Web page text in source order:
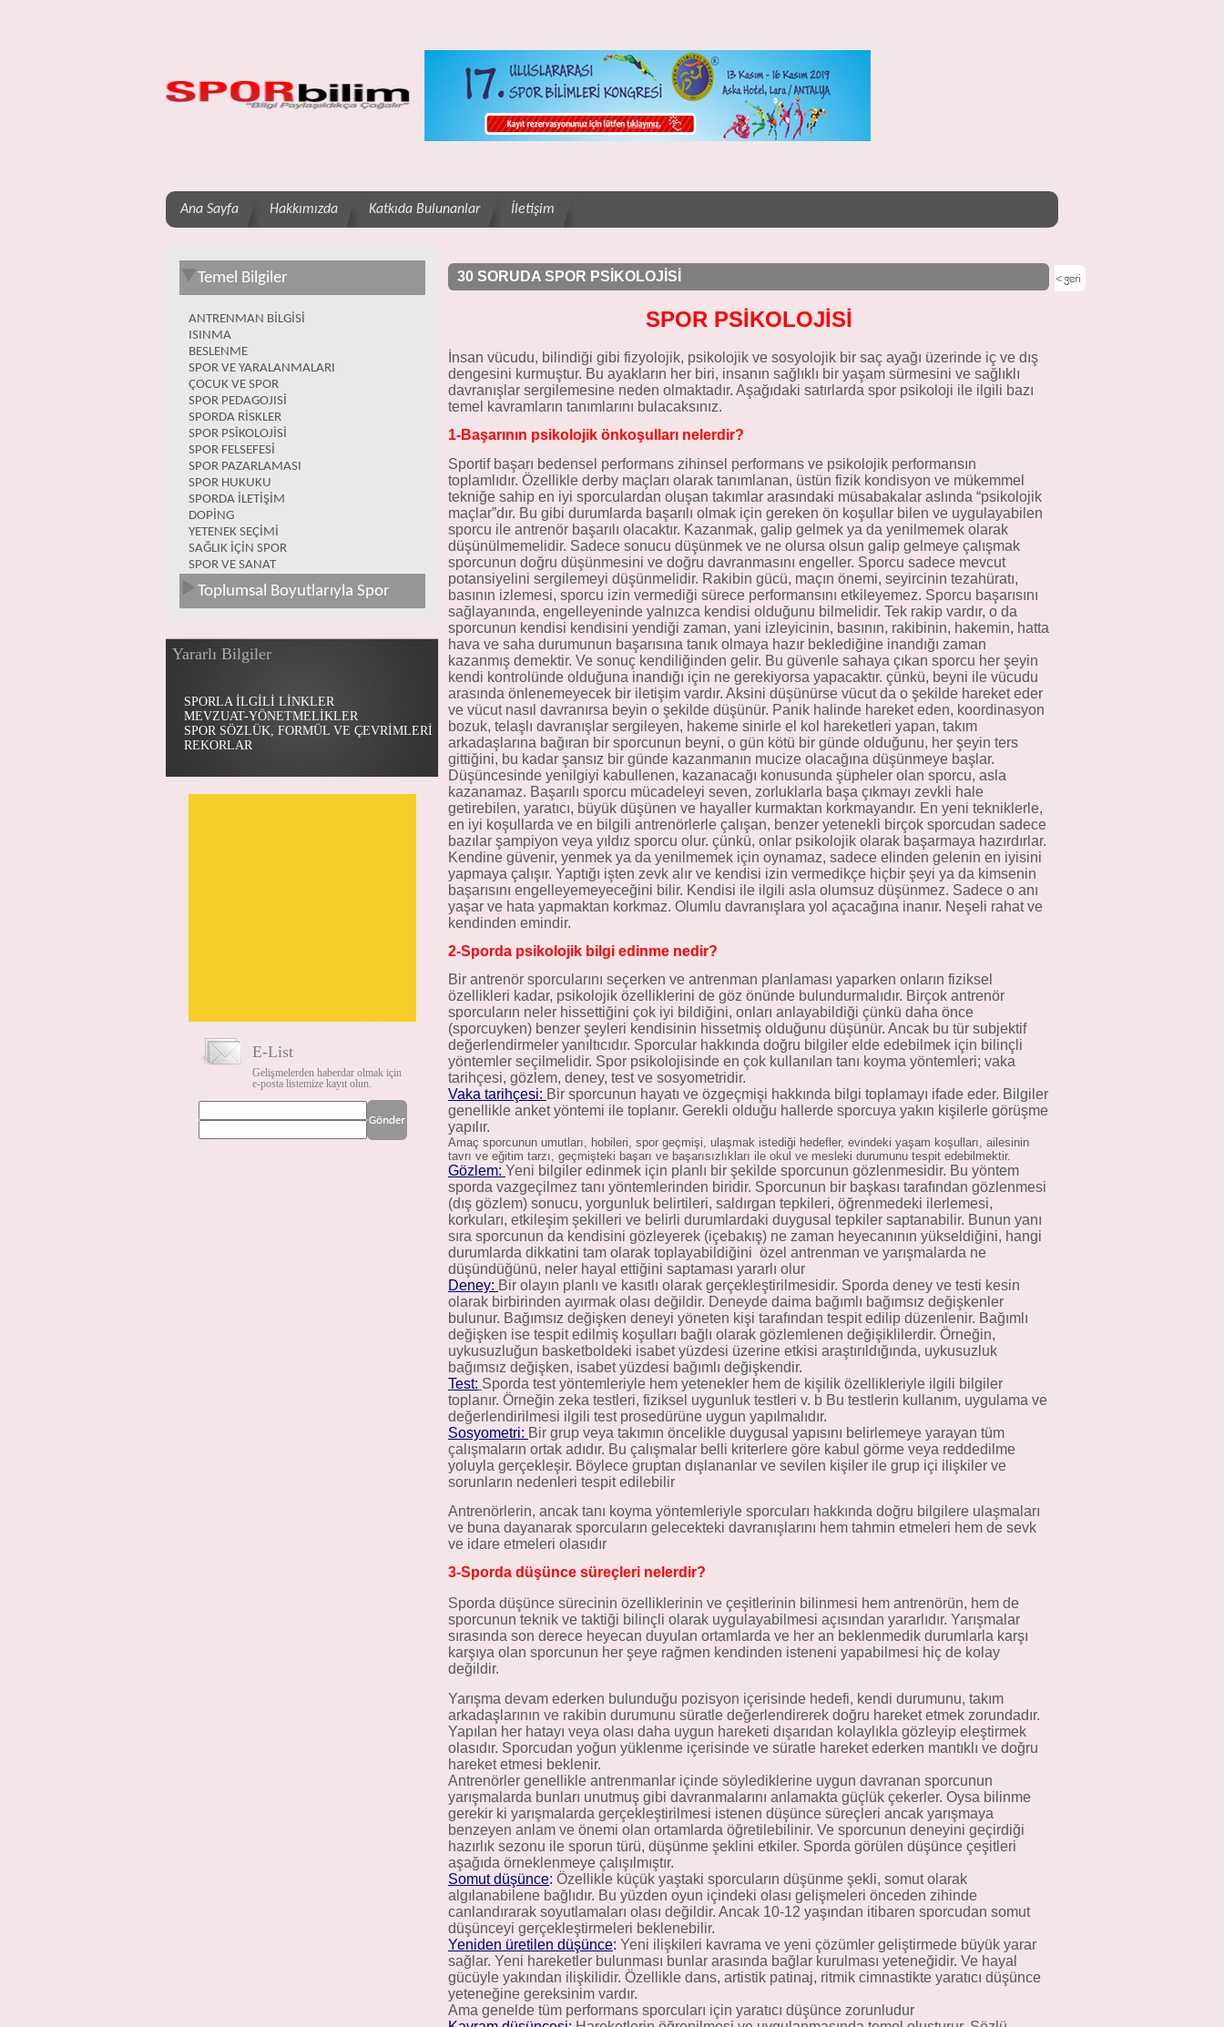
Ana Sayfa Hakkımızda Katkıda Bulunanlar İletişim
Temel Bilgiler
ANTRENMAN BİLGİSİ
ISINMA
BESLENME
SPOR VE YARALANMALARI
ÇOCUK VE SPOR
SPOR PEDAGOJISİ
SPORDA RİSKLER
SPOR PSİKOLOJİSİ
SPOR FELSEFESİ
SPOR PAZARLAMASI
SPOR HUKUKU
SPORDA İLETİŞİM
DOPİNG
YETENEK SEÇİMİ
SAĞLIK İÇİN SPOR
SPOR VE SANAT
Toplumsal Boyutlarıyla Spor
Yararlı Bilgiler
SPORLA İLGİLİ LİNKLER
MEVZUAT-YÖNETMELİKLER
SPOR SÖZLÜK, FORMÜL VE ÇEVRİMLERİ
REKORLAR
E-List
Gelişmelerden haberdar olmak için
e-posta listemize kayıt olun.
30 SORUDA SPOR PSİKOLOJİSİ
SPOR PSİKOLOJİSİ
İnsan vücudu, bilindiği gibi fizyolojik, psikolojik ve sosyolojik bir saç ayağı üzerinde iç ve dış
dengesini kurmuştur. Bu ayakların her biri, insanın sağlıklı bir yaşam sürmesini ve sağlıklı
davranışlar sergilemesine neden olmaktadır. Aşağıdaki satırlarda spor psikoloji ile ilgili bazı
temel kavramların tanımlarını bulacaksınız.
1-Başarının psikolojik önkoşulları nelerdir?
Sportif başarı bedensel performans zihinsel performans ve psikolojik performansın
toplamlıdır. Özellikle derby maçları olarak tanımlanan, üstün fizik kondisyon ve mükemmel
tekniğe sahip en iyi sporculardan oluşan takımlar arasındaki müsabakalar aslında “psikolojik
maçlar”dır. Bu gibi durumlarda başarılı olmak için gereken ön koşullar bilen ve uygulayabilen
sporcu ile antrenör başarılı olacaktır. Kazanmak, galip gelmek ya da yenilmemek olarak
düşünülmemelidir. Sadece sonucu düşünmek ve ne olursa olsun galip gelmeye çalışmak
sporcunun doğru düşünmesini ve doğru davranmasını engeller. Sporcu sadece mevcut
potansiyelini sergilemeyi düşünmelidir. Rakibin gücü, maçın önemi, seyircinin tezahüratı,
basının izlemesi, sporcu izin vermediği sürece performansını etkileyemez. Sporcu başarısını
sağlayanında, engelleyeninde yalnızca kendisi olduğunu bilmelidir. Tek rakip vardır, o da
sporcunun kendisi kendisini yendiği zaman, yani izleyicinin, basının, rakibinin, hakemin, hatta
hava ve saha durumunun başarısına tanık olmaya hazır beklediğine inandığı zaman
kazanmış demektir. Ve sonuç kendiliğinden gelir. Bu güvenle sahaya çıkan sporcu her şeyin
kendi kontrolünde olduğuna inandığı için ne gerekiyorsa yapacaktır. çünkü, beyni ile vücudu
arasında önlenemeyecek bir iletişim vardır. Aksini düşünürse vücut da o şekilde hareket eder
ve vücut nasıl davranırsa beyin o şekilde düşünür. Panik halinde hareket eden, koordinasyon
bozuk, telaşlı davranışlar sergileyen, hakeme sinirle el kol hareketleri yapan, takım
arkadaşlarına bağıran bir sporcunun beyni, o gün kötü bir günde olduğunu, her şeyin ters
gittiğini, bu kadar şansız bir günde kazanmanın mucize olacağına düşünmeye başlar.
Düşüncesinde yenilgiyi kabullenen, kazanacağı konusunda şüpheler olan sporcu, asla
kazanamaz. Başarılı sporcu mücadeleyi seven, zorluklarla başa çıkmayı zevkli hale
getirebilen, yaratıcı, büyük düşünen ve hayaller kurmaktan korkmayandır. En yeni tekniklerle,
en iyi koşullarda ve en bilgili antrenörlerle çalışan, benzer yetenekli birçok sporcudan sadece
bazılar şampiyon veya yıldız sporcu olur. çünkü, onlar psikolojik olarak başarmaya hazırdırlar.
Kendine güvenir, yenmek ya da yenilmemek için oynamaz, sadece elinden gelenin en iyisini
yapmaya çalışır. Yaptığı işten zevk alır ve kendisi izin vermedikçe hiçbir şeyi ya da kimsenin
başarısını engelleyemeyeceğini bilir. Kendisi ile ilgili asla olumsuz düşünmez. Sadece o anı
yaşar ve hata yapmaktan korkmaz. Olumlu davranışlara yol açacağına inanır. Neşeli rahat ve
kendinden emindir.
2-Sporda psikolojik bilgi edinme nedir?
Bir antrenör sporcularını seçerken ve antrenman planlaması yaparken onların fiziksel
özellikleri kadar, psikolojik özelliklerini de göz önünde bulundurmalıdır. Birçok antrenör
sporcuların neler hissettiğini çok iyi bildiğini, onları anlayabildiği çünkü daha önce
(sporcuyken) benzer şeyleri kendisinin hissetmiş olduğunu düşünür. Ancak bu tür subjektif
değerlendirmeler yanıltıcıdır. Sporcular hakkında doğru bilgiler elde edebilmek için bilinçli
yöntemler seçilmelidir. Spor psikolojisinde en çok kullanılan tanı koyma yöntemleri; vaka
tarihçesi, gözlem, deney, test ve sosyometridir.
Vaka tarihçesi: Bir sporcunun hayatı ve özgeçmişi hakkında bilgi toplamayı ifade eder. Bilgiler
genellikle anket yöntemi ile toplanır. Gerekli olduğu hallerde sporcuya yakın kişilerle görüşme
yapılır.
Amaç sporcunun umutları, hobileri, spor geçmişi, ulaşmak istediği hedefler, evindeki yaşam koşulları, ailesinin
tavrı ve eğitim tarzı, geçmişteki başarı ve başarısızlıkları ile okul ve mesleki durumunu tespit edebilmektir.
Gözlem: Yeni bilgiler edinmek için planlı bir şekilde sporcunun gözlenmesidir. Bu yöntem
sporda vazgeçilmez tanı yöntemlerinden biridir. Sporcunun bir başkası tarafından gözlenmesi
(dış gözlem) sonucu, yorgunluk belirtileri, saldırgan tepkileri, öğrenmedeki ilerlemesi,
korkuları, etkileşim şekilleri ve belirli durumlardaki duygusal tepkiler saptanabilir. Bunun yanı
sıra sporcunun da kendisini gözleyerek (içebakış) ne zaman heyecanının yükseldiğini, hangi
durumlarda dikkatini tam olarak toplayabildiğini özel antrenman ve yarışmalarda ne
düşündüğünü, neler hayal ettiğini saptaması yararlı olur
Deney: Bir olayın planlı ve kasıtlı olarak gerçekleştirilmesidir. Sporda deney ve testi kesin
olarak birbirinden ayırmak olası değildir. Deneyde daima bağımlı bağımsız değişkenler
bulunur. Bağımsız değişken deneyi yöneten kişi tarafından tespit edilip düzenlenir. Bağımlı
değişken ise tespit edilmiş koşulları bağlı olarak gözlemlenen değişiklilerdir. Örneğin,
uykusuzluğun basketboldeki isabet yüzdesi üzerine etkisi araştırıldığında, uykusuzluk
bağımsız değişken, isabet yüzdesi bağımlı değişkendir.
Test: Sporda test yöntemleriyle hem yetenekler hem de kişilik özellikleriyle ilgili bilgiler
toplanır. Örneğin zeka testleri, fiziksel uygunluk testleri v. b Bu testlerin kullanım, uygulama ve
değerlendirilmesi ilgili test prosedürüne uygun yapılmalıdır.
Sosyometri: Bir grup veya takımın öncelikle duygusal yapısını belirlemeye yarayan tüm
çalışmaların ortak adıdır. Bu çalışmalar belli kriterlere göre kabul görme veya reddedilme
yoluyla gerçekleşir. Böylece gruptan dışlananlar ve sevilen kişiler ile grup içi ilişkiler ve
sorunların nedenleri tespit edilebilir
Antrenörlerin, ancak tanı koyma yöntemleriyle sporcuları hakkında doğru bilgilere ulaşmaları
ve buna dayanarak sporcuların gelecekteki davranışlarını hem tahmin etmeleri hem de sevk
ve idare etmeleri olasıdır
3-Sporda düşünce süreçleri nelerdir?
Sporda düşünce sürecinin özelliklerinin ve çeşitlerinin bilinmesi hem antrenörün, hem de
sporcunun teknik ve taktiği bilinçli olarak uygulayabilmesi açısından yararlıdır. Yarışmalar
sırasında son derece heyecan duyulan ortamlarda ve her an beklenmedik durumlarla karşı
karşıya olan sporcunun her şeye rağmen kendinden isteneni yapabilmesi hiç de kolay
değildir.
Yarışma devam ederken bulunduğu pozisyon içerisinde hedefi, kendi durumunu, takım
arkadaşlarının ve rakibin durumunu süratle değerlendirerek doğru hareket etmek zorundadır.
Yapılan her hatayı veya olası daha uygun hareketi dışarıdan kolaylıkla gözleyip eleştirmek
olasıdır. Sporcudan yoğun yüklenme içerisinde ve süratle hareket ederken mantıklı ve doğru
hareket etmesi beklenir.
Antrenörler genellikle antrenmanlar içinde söylediklerine uygun davranan sporcunun
yarışmalarda bunları unutmuş gibi davranmalarını anlamakta güçlük çekerler. Oysa bilinme
gerekir ki yarışmalarda gerçekleştirilmesi istenen düşünce süreçleri ancak yarışmaya
benzeyen anlam ve önemi olan ortamlarda öğretilebilinir. Ve sporcunun deneyini geçirdiği
hazırlık sezonu ile sporun türü, düşünme şeklini etkiler. Sporda görülen düşünce çeşitleri
aşağıda örneklenmeye çalışılmıştır.
Somut düşünce: Özellikle küçük yaştaki sporcuların düşünme şekli, somut olarak
algılanabilene bağlıdır. Bu yüzden oyun içindeki olası gelişmeleri önceden zihinde
canlandırarak soyutlamaları olası değildir. Ancak 10-12 yaşından itibaren sporcudan somut
düşünceyi gerçekleştirmeleri beklenebilir.
Yeniden üretilen düşünce: Yeni ilişkileri kavrama ve yeni çözümler geliştirmede büyük yarar
sağlar. Yeni hareketler bulunması bunlar arasında bağlar kurulması yeteneğidir. Ve hayal
gücüyle yakından ilişkilidir. Özellikle dans, artistik patinaj, ritmik cimnastikte yaratıcı düşünce
yeteneğine gereksinim vardır.
Ama genelde tüm performans sporcuları için yaratıcı düşünce zorunludur